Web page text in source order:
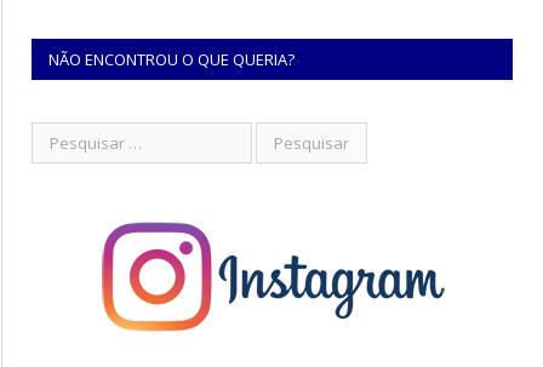
NÃO ENCONTROU O QUE QUERIA?